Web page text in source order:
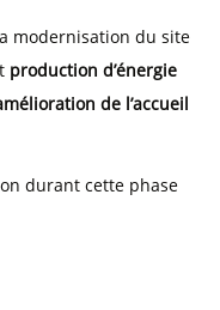
modernisation du site
production d’énergie
de l’accueil
durant cette phase